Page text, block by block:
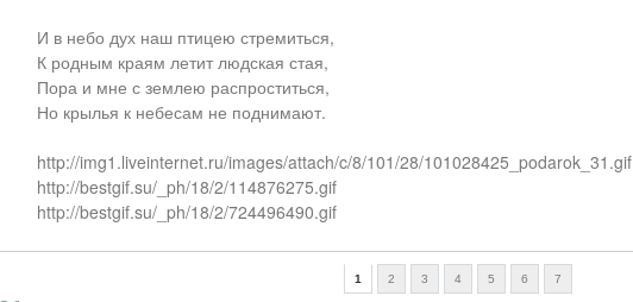
И в небо дух наш птицею стремиться,
К родным краям летит людская стая,
Пора и мне с землею распроститься,
Но крылья к небесам не поднимают.
http://img1.liveinternet.ru/images/attach/c/8/101/28/101028425_podarok_31.gif
http://bestgif.su/_ph/18/2/114876275.gif
http://bestgif.su/_ph/18/2/724496490.gif
1 2 3 4 5 6 7